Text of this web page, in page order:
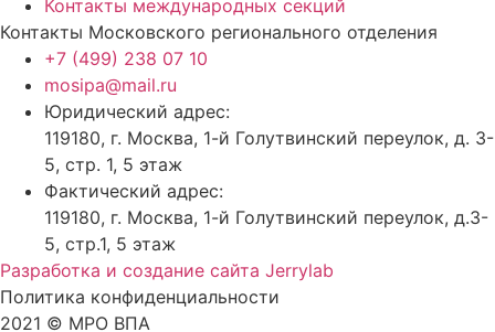
Контакты международных секций
Контакты Московского регионального отделения
+7 (499) 238 07 10
mosipa@mail.ru
Юридический адрес:
119180, г. Москва, 1-й Голутвинский переулок, д. 3-
5, стр. 1, 5 этаж
Фактический адрес:
119180, г. Москва, 1-й Голутвинский переулок, д.3-
5, стр.1, 5 этаж
Разработка и создание сайта Jerrylab
Политика конфиденциальности
2021 © МРО ВПА